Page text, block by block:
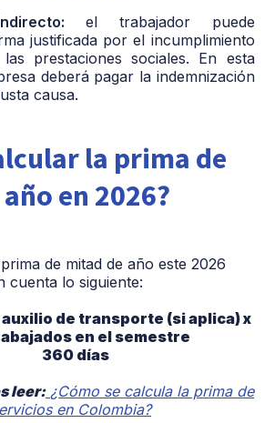
el trabajador puede
justificada por el incumplimiento
prestaciones sociales. En esta
deberá pagar la indemnización
causa.
la prima de
en 2026?
de mitad de año este 2026
cuenta lo siguiente:
auxilio de transporte (si aplica) x
en el semestre
360 días
leer: ¿Cómo se calcula la prima de
en Colombia?